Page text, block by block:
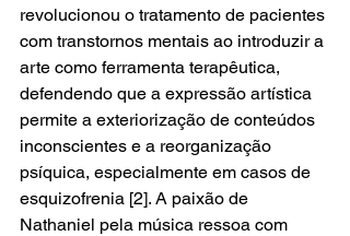
revolucionou o tratamento de pacientes
com transtornos mentais ao introduzir a
arte como ferramenta terapêutica,
defendendo que a expressão artística
permite a exteriorização de conteúdos
inconscientes e a reorganização
psíquica, especialmente em casos de
esquizofrenia [2]. A paixão de
Nathaniel pela música ressoa com